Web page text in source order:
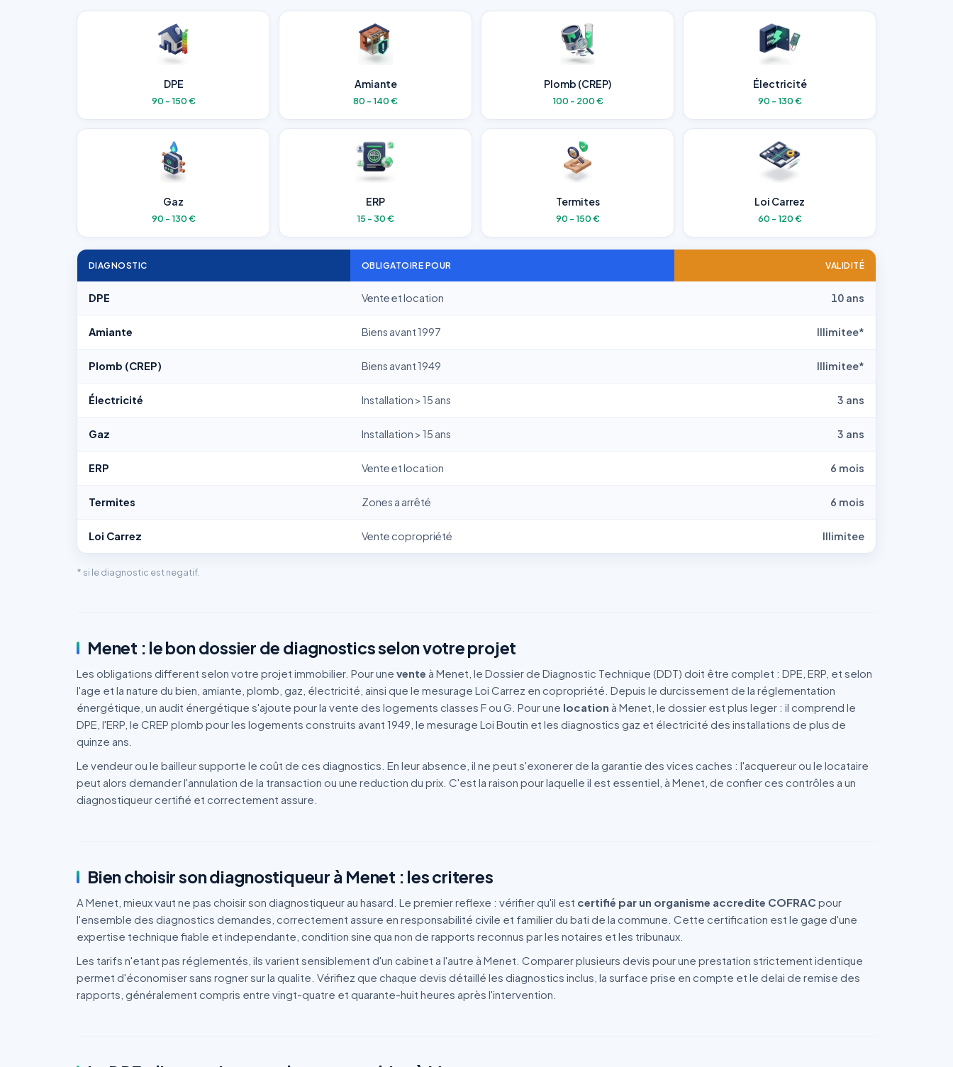
DPE
90 - 150 €
Amiante
80 - 140 €
Plomb (CREP)
100 - 200 €
Électricité
90 - 130 €
Gaz
90 - 130 €
ERP
15 - 30 €
Termites
90 - 150 €
Loi Carrez
60 - 120 €
DIAGNOSTIC OBLIGATOIRE POUR VALIDITÉ
DPE Vente et location 10 ans
Amiante Biens avant 1997 Illimitee*
Plomb (CREP) Biens avant 1949 Illimitee*
Électricité Installation > 15 ans 3 ans
Gaz Installation > 15 ans 3 ans
ERP Vente et location 6 mois
Termites Zones a arrêté 6 mois
Loi Carrez Vente copropriété Illimitee
* si le diagnostic est negatif.
Menet : le bon dossier de diagnostics selon votre projet
Les obligations different selon votre projet immobilier. Pour une vente à Menet, le Dossier de Diagnostic Technique (DDT) doit être complet : DPE, ERP, et selon
l'age et la nature du bien, amiante, plomb, gaz, électricité, ainsi que le mesurage Loi Carrez en copropriété. Depuis le durcissement de la réglementation
énergétique, un audit énergétique s'ajoute pour la vente des logements classes F ou G. Pour une location à Menet, le dossier est plus leger : il comprend le
DPE, l'ERP, le CREP plomb pour les logements construits avant 1949, le mesurage Loi Boutin et les diagnostics gaz et électricité des installations de plus de
quinze ans.
Le vendeur ou le bailleur supporte le coût de ces diagnostics. En leur absence, il ne peut s'exonerer de la garantie des vices caches : l'acquereur ou le locataire
peut alors demander l'annulation de la transaction ou une reduction du prix. C'est la raison pour laquelle il est essentiel, à Menet, de confier ces contrôles a un
diagnostiqueur certifié et correctement assure.
Bien choisir son diagnostiqueur à Menet : les criteres
A Menet, mieux vaut ne pas choisir son diagnostiqueur au hasard. Le premier reflexe : vérifier qu'il est certifié par un organisme accredite COFRAC pour
l'ensemble des diagnostics demandes, correctement assure en responsabilité civile et familier du bati de la commune. Cette certification est le gage d'une
expertise technique fiable et independante, condition sine qua non de rapports reconnus par les notaires et les tribunaux.
Les tarifs n'etant pas réglementés, ils varient sensiblement d'un cabinet a l'autre à Menet. Comparer plusieurs devis pour une prestation strictement identique
permet d'économiser sans rogner sur la qualite. Vérifiez que chaque devis détaillé les diagnostics inclus, la surface prise en compte et le delai de remise des
rapports, généralement compris entre vingt-quatre et quarante-huit heures après l'intervention.